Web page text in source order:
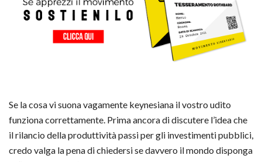
Se la cosa vi suona vagamente keynesiana il vostro udito
funziona correttamente. Prima ancora di discutere l’idea che
il rilancio della produttività passi per gli investimenti pubblici,
credo valga la pena di chiedersi se davvero il mondo disponga